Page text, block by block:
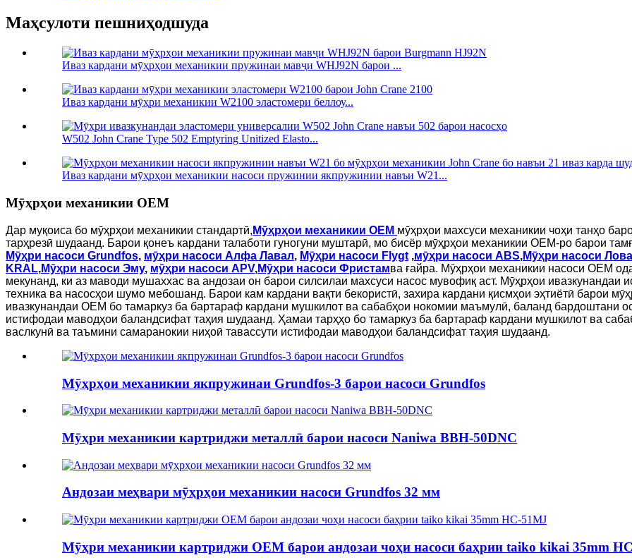
Маҳсулоти пешниҳодшуда
Иваз кардани мӯҳрҳои механикии пружинаи мавҷи WHJ92N барои ...
Иваз кардани мӯҳри механикии W2100 эластомери беллоу...
W502 John Crane Type 502 Emptyring Unitized Elasto...
Иваз кардани мӯҳрҳои механикии насоси пружинии якпружинии навъи W21...
Мӯҳрҳои механикии OEM
Дар муқоиса бо мӯҳрҳои механикии стандартӣ, Мӯҳрҳои механикии OEM мӯҳрҳои махсуси механикии чоҳи танҳо
тарҳрезӣ шудаанд. Барои қонеъ кардани талаботи гуногуни муштарӣ, мо бисёр мӯҳрҳои механикии OEM-ро барои
Мӯҳри насоси Grundfos, мӯҳри насоси Алфа Лавал, Мӯҳри насоси Flygt ,мӯҳри насоси ABS,Мӯҳри насоси
KRAL,Мӯҳри насоси Эму, мӯҳри насоси APV,Мӯҳри насоси Фристамва ғайра. Мӯҳрҳои механикии насоси OEM
мекунанд, ки аз маводи мушаххас ва андозаи он барои силсилаи махсуси насос мувофиқ аст. Мӯҳрҳои ивазкунандаи
техника ва насосҳои шумо мебошанд. Барои кам кардани вақти бекористӣ, захира кардани қисмҳои эҳтиётӣ барои
ивазкунандаи OEM бо тамаркуз ба бартараф кардани мушкилот ва сабабҳои нокомии маъмулӣ, баланд бардоштани
истифодаи маводҳои баландсифат таҳия шудаанд. Ҳамаи тарҳҳо бо тамаркуз ба бартараф кардани мушкилот ва
васлкунӣ ва таъмини самаранокии ниҳоӣ тавассути истифодаи маводҳои баландсифат таҳия шудаанд.
Мӯҳрҳои механикии якпружинаи Grundfos-3 барои насоси Grundfos
Мӯҳри механикии картриджи металлӣ барои насоси Naniwa BBH-50DNC
Андозаи меҳвари мӯҳрҳои механикии насоси Grundfos 32 мм
Мӯҳри механикии картриджи OEM барои андозаи чоҳи насоси баҳрии taiko kikai 35mm